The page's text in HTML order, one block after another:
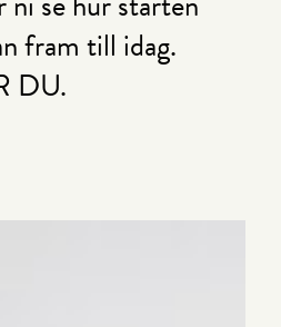
fram till idag.
DU.